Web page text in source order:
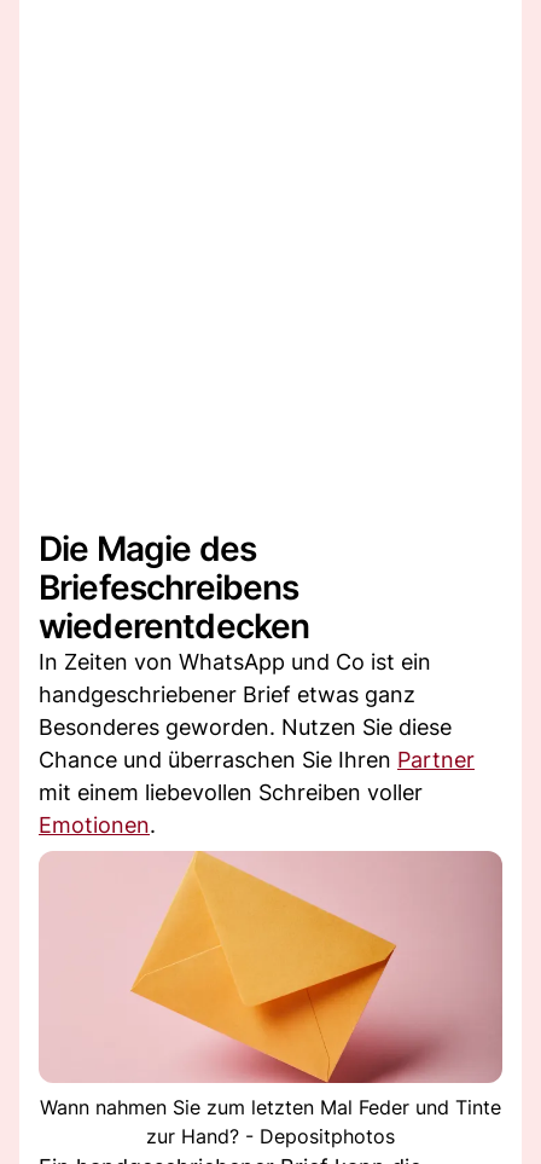
Die Magie des
Briefeschreibens
wiederentdecken
In Zeiten von WhatsApp und Co ist ein
handgeschriebener Brief etwas ganz
Besonderes geworden. Nutzen Sie diese
Chance und überraschen Sie Ihren Partner
mit einem liebevollen Schreiben voller
Emotionen.
Wann nahmen Sie zum letzten Mal Feder und Tinte
zur Hand? - Depositphotos